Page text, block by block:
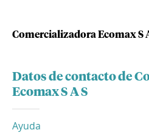
Comercializadora Ecomax S
Datos de contacto de
Ecomax S A S
Ayuda